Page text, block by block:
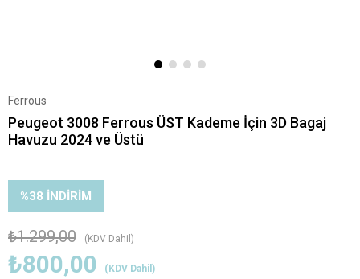
Ferrous
Peugeot 3008 Ferrous ÜST Kademe İçin 3D Bagaj
Havuzu 2024 ve Üstü
%38 İNDIRIM
₺1.299,00 (KDV Dahil)
₺800,00 (KDV Dahil)